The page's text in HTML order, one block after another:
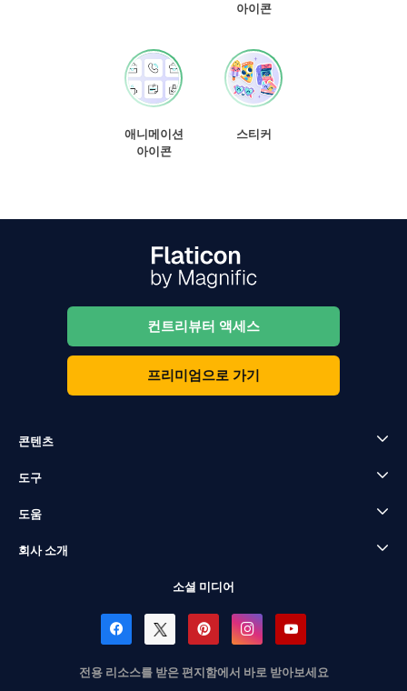
아이콘
애니메이션
아이콘
스티커
컨트리뷰터 액세스
프리미엄으로 가기
콘텐츠
도구
도움
회사 소개
소셜 미디어
전용 리소스를 받은 편지함에서 바로 받아보세요